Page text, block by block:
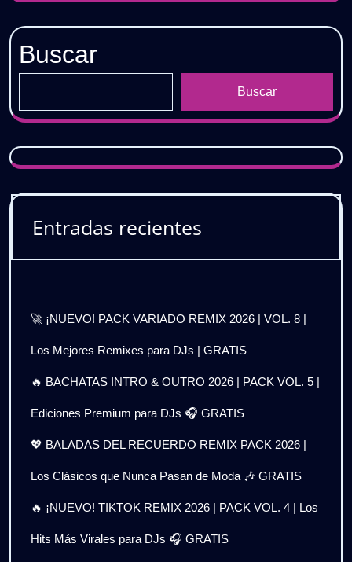
Buscar
Buscar
Entradas recientes
🚀 ¡NUEVO! PACK VARIADO REMIX 2026 | VOL. 8 |
Los Mejores Remixes para DJs | GRATIS
🔥 BACHATAS INTRO & OUTRO 2026 | PACK VOL. 5 |
Ediciones Premium para DJs 🎧 GRATIS
💖 BALADAS DEL RECUERDO REMIX PACK 2026 |
Los Clásicos que Nunca Pasan de Moda 🎶 GRATIS
🔥 ¡NUEVO! TIKTOK REMIX 2026 | PACK VOL. 4 | Los
Hits Más Virales para DJs 🎧 GRATIS